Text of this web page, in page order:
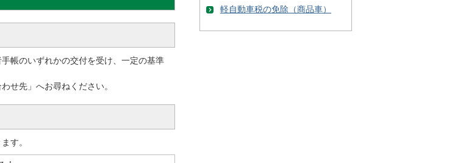
帳のいずれかの交付を受け、一定の基準
せ先」へお尋ねください。
す。
軽自動車税の免除（商品車）